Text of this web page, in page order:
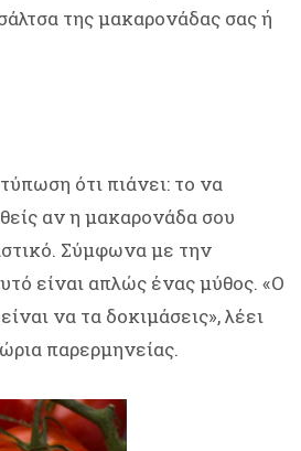
της μακαρονάδας σας ή
ότι πιάνει: το να
αν η μακαρονάδα σου
Σύμφωνα με την
είναι απλώς ένας μύθος. «Ο
να τα δοκιμάσεις», λέει
παρερμηνείας.